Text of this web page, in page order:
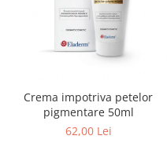
Crema impotriva petelor
pigmentare 50ml
62,00 Lei